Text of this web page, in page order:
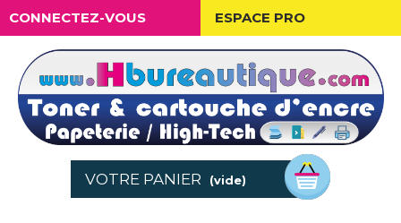
CONNECTEZ-VOUS ESPACE PRO
VOTRE PANIER (vide)